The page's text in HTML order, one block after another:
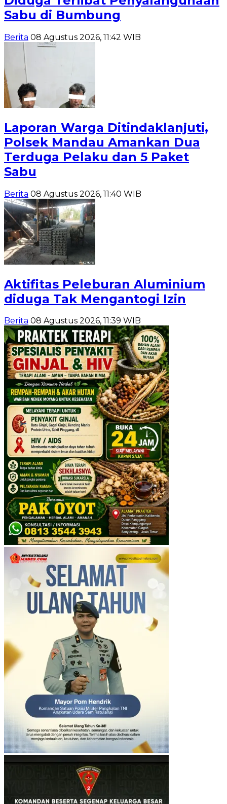
Sabu di Bumbung
Berita 08 Agustus 2026, 11:42 WIB
Laporan Warga Ditindaklanjuti,
Polsek Mandau Amankan Dua
Terduga Pelaku dan 5 Paket
Sabu
Berita 08 Agustus 2026, 11:40 WIB
Aktifitas Peleburan Aluminium
diduga Tak Mengantogi Izin
Berita 08 Agustus 2026, 11:39 WIB